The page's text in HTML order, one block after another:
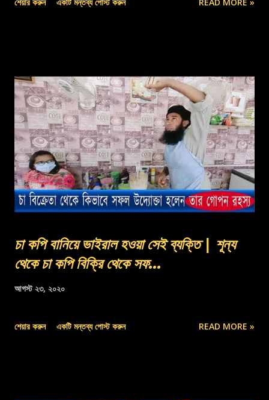
শেয়ার করুন একটি মন্তব্য পোস্ট করুন READ MORE »
চা কপি বানিয়ে ভাইরাল হওয়া সেই ব্যক্তি | শূন্য
থেকে চা কপি বিক্রি থেকে সফ...
আগস্ট ২৩, ২০২০
শেয়ার করুন একটি মন্তব্য পোস্ট করুন READ MORE »